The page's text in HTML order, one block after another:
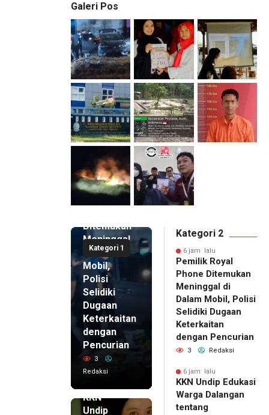
Galeri Pos
Kategori 1
6 jam lalu
Pemilik
Ditemukan
Meninggal
di Dalam
Mobil,
Polisi
Selidiki
Dugaan
Keterkaitan
dengan
Pencurian
3
Redaksi
KKN
Undip
Kategori 2
6 jam lalu
Pemilik Royal
Phone Ditemukan
Meninggal di
Dalam Mobil, Polisi
Selidiki Dugaan
Keterkaitan
dengan Pencurian
3 Redaksi
6 jam lalu
KKN Undip Edukasi
Warga Dalangan
tentang